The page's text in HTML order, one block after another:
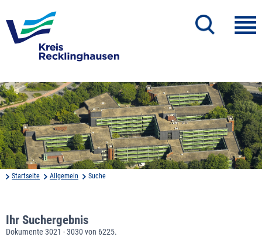
Startseite Allgemein Suche
Ihr Suchergebnis
Dokumente 3021 - 3030 von 6225.